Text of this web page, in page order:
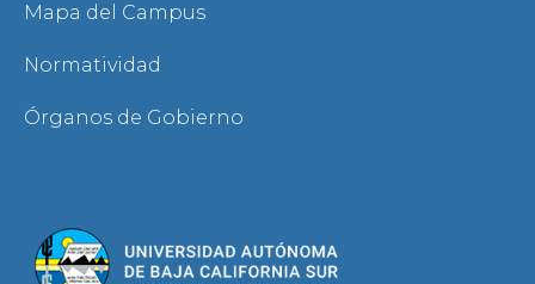
Mapa del Campus
Normatividad
Órganos de Gobierno